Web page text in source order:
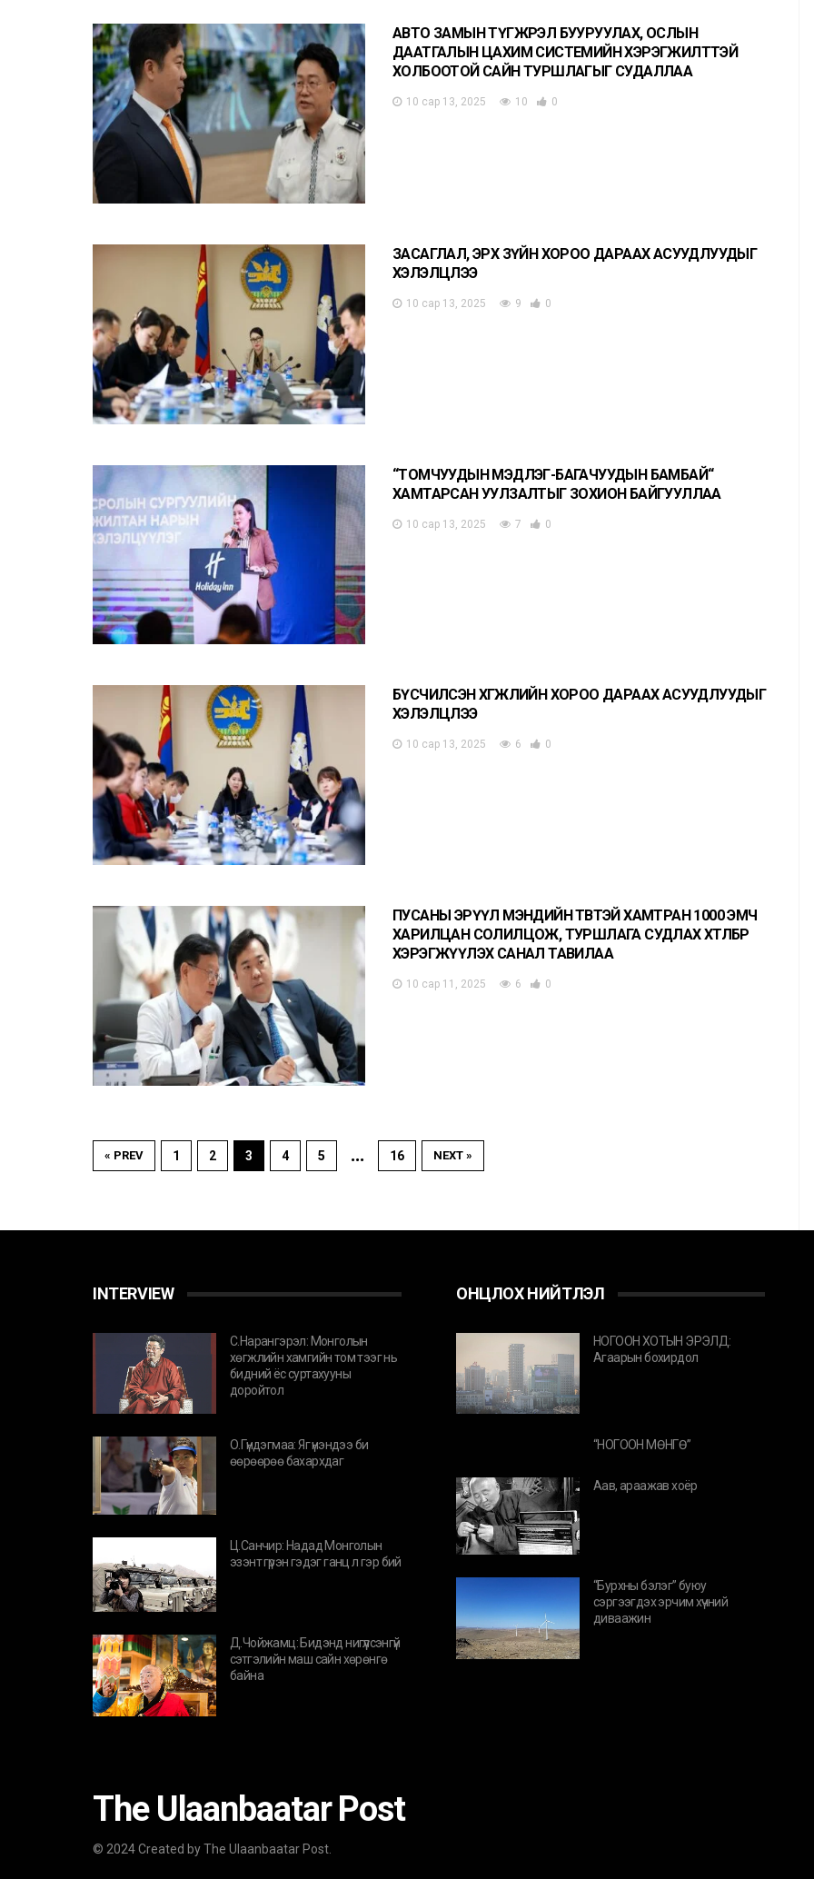
АВТО ЗАМЫН ТҮГЖРЭЛ БУУРУУЛАХ, ОСЛЫН
ДААТГАЛЫН ЦАХИМ СИСТЕМИЙН ХЭРЭГЖИЛТТЭЙ
ХОЛБООТОЙ САЙН ТУРШЛАГЫГ СУДАЛЛАА
10 сар 13, 2025 10 0
ЗАСАГЛАЛ, ЭРХ ЗҮЙН ХОРОО ДАРААХ АСУУДЛУУДЫГ
ХЭЛЭЛЦЛЭЭ
10 сар 13, 2025 9 0
“ТОМЧУУДЫН МЭДЛЭГ-БАГАЧУУДЫН БАМБАЙ“
ХАМТАРСАН УУЛЗАЛТЫГ ЗОХИОН БАЙГУУЛЛАА
10 сар 13, 2025 7 0
БҮСЧИЛСЭН ХӨГЖЛИЙН ХОРОО ДАРААХ АСУУДЛУУДЫГ
ХЭЛЭЛЦЛЭЭ
10 сар 13, 2025 6 0
ПУСАНЫ ЭРҮҮЛ МЭНДИЙН ТӨВТЭЙ ХАМТРАН 1000 ЭМЧ
ХАРИЛЦАН СОЛИЛЦОЖ, ТУРШЛАГА СУДЛАХ ХӨТӨЛБӨР
ХЭРЭГЖҮҮЛЭХ САНАЛ ТАВИЛАА
10 сар 11, 2025 6 0
« PREV 1 2 3 4 5 … 16 NEXT »
INTERVIEW
С.Нарангэрэл: Монголын
хөгжлийн хамгийн том тээг нь
бидний ёс суртахууны
доройтол
О.Гүндэгмаа: Яг үнэндээ би
өөрөөрөө бахархдаг
Ц.Санчир: Надад Монголын
эзэнт гүрэн гэдэг ганц л гэр бий
Д.Чойжамц: Бидэнд нигүүлсэнгүй
сэтгэлийн маш сайн хөрөнгө
байна
ОНЦЛОХ НИЙТЛЭЛ
НОГООН ХОТЫН ЭРЭЛД:
Агаарын бохирдол
“НОГООН МӨНГӨ”
Аав, араажав хоёр
“Бурхны бэлэг” буюу
сэргээгдэх эрчим хүчний
диваажин
The Ulaanbaatar Post
© 2024 Created by The Ulaanbaatar Post.